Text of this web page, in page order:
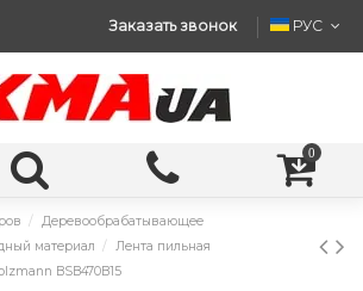
Заказать звонок РУС
0
Деревообрабатывающее
материал
Лента пильная
BSB470B15